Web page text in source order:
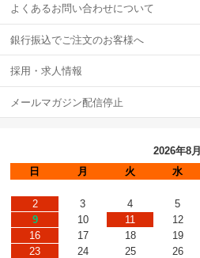
よくあるお問い合わせについて
銀行振込でご注文のお客様へ
採用・求人情報
メールマガジン配信停止
2026年8月
日
月 火 水
2
3 4 5
9
10 11 12
16
17 18 19
23
24 25 26